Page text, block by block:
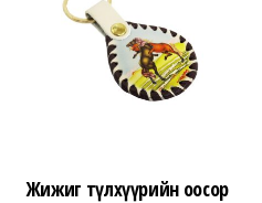
Жижиг түлхүүрийн оосор